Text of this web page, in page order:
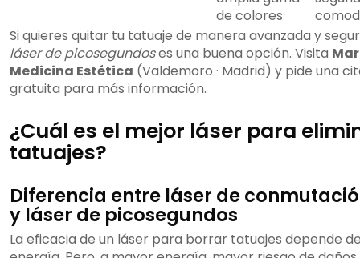
de colores
Si quieres quitar tu tatuaje de manera avanzada y
láser de picosegundoses una buena opción. Visita
Medicina Estética (Valdemoro · Madrid) y pide una
gratuita para más información.
¿Cuál es el mejor láser para
tatuajes?
Diferencia entre láser de
y láser de picosegundos
La eficacia de un láser para borrar tatuajes depende